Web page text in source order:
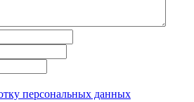
персональных данных